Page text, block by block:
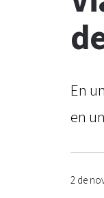
En
en
2 de